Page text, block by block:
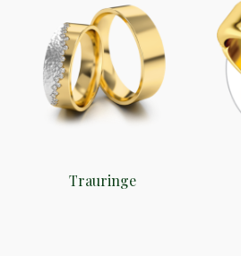
Trauringe